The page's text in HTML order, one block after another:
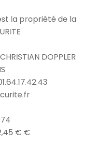
la propriété de la
DOPPLER
€ €